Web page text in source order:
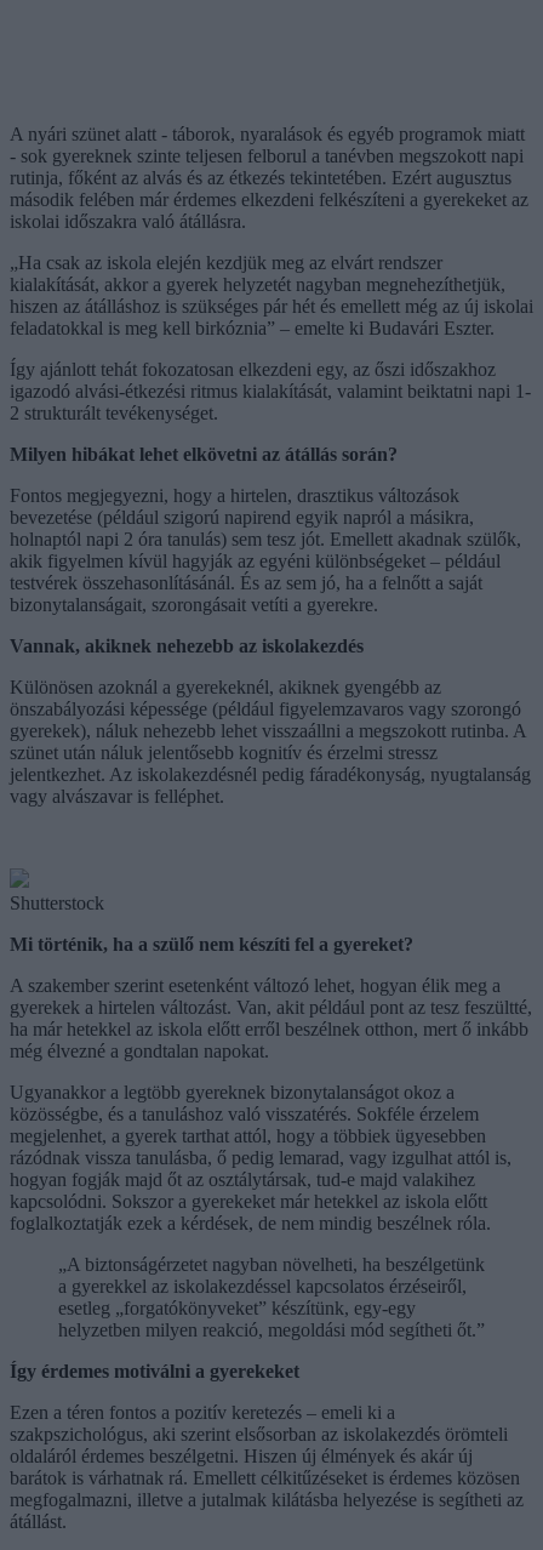
A nyári szünet alatt - táborok, nyaralások és egyéb programok miatt
- sok gyereknek szinte teljesen felborul a tanévben megszokott napi
rutinja, főként az alvás és az étkezés tekintetében. Ezért augusztus
második felében már érdemes elkezdeni felkészíteni a gyerekeket az
iskolai időszakra való átállásra.
„Ha csak az iskola elején kezdjük meg az elvárt rendszer
kialakítását, akkor a gyerek helyzetét nagyban megnehezíthetjük,
hiszen az átálláshoz is szükséges pár hét és emellett még az új iskolai
feladatokkal is meg kell birkóznia” – emelte ki Budavári Eszter.
Így ajánlott tehát fokozatosan elkezdeni egy, az őszi időszakhoz
igazodó alvási-étkezési ritmus kialakítását, valamint beiktatni napi 1-
2 strukturált tevékenységet.
Milyen hibákat lehet elkövetni az átállás során?
Fontos megjegyezni, hogy a hirtelen, drasztikus változások
bevezetése (például szigorú napirend egyik napról a másikra,
holnaptól napi 2 óra tanulás) sem tesz jót. Emellett akadnak szülők,
akik figyelmen kívül hagyják az egyéni különbségeket – például
testvérek összehasonlításánál. És az sem jó, ha a felnőtt a saját
bizonytalanságait, szorongásait vetíti a gyerekre.
Vannak, akiknek nehezebb az iskolakezdés
Különösen azoknál a gyerekeknél, akiknek gyengébb az
önszabályozási képessége (például figyelemzavaros vagy szorongó
gyerekek), náluk nehezebb lehet visszaállni a megszokott rutinba. A
szünet után náluk jelentősebb kognitív és érzelmi stressz
jelentkezhet. Az iskolakezdésnél pedig fáradékonyság, nyugtalanság
vagy alvászavar is felléphet.
Shutterstock
Mi történik, ha a szülő nem készíti fel a gyereket?
A szakember szerint esetenként változó lehet, hogyan élik meg a
gyerekek a hirtelen változást. Van, akit például pont az tesz feszültté,
ha már hetekkel az iskola előtt erről beszélnek otthon, mert ő inkább
még élvezné a gondtalan napokat.
Ugyanakkor a legtöbb gyereknek bizonytalanságot okoz a
közösségbe, és a tanuláshoz való visszatérés. Sokféle érzelem
megjelenhet, a gyerek tarthat attól, hogy a többiek ügyesebben
rázódnak vissza tanulásba, ő pedig lemarad, vagy izgulhat attól is,
hogyan fogják majd őt az osztálytársak, tud-e majd valakihez
kapcsolódni. Sokszor a gyerekeket már hetekkel az iskola előtt
foglalkoztatják ezek a kérdések, de nem mindig beszélnek róla.
„A biztonságérzetet nagyban növelheti, ha beszélgetünk
a gyerekkel az iskolakezdéssel kapcsolatos érzéseiről,
esetleg „forgatókönyveket” készítünk, egy-egy
helyzetben milyen reakció, megoldási mód segítheti őt.”
Így érdemes motiválni a gyerekeket
Ezen a téren fontos a pozitív keretezés – emeli ki a
szakpszichológus, aki szerint elsősorban az iskolakezdés örömteli
oldaláról érdemes beszélgetni. Hiszen új élmények és akár új
barátok is várhatnak rá. Emellett célkitűzéseket is érdemes közösen
megfogalmazni, illetve a jutalmak kilátásba helyezése is segítheti az
átállást.